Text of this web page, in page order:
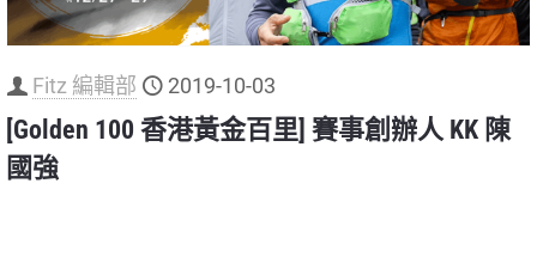
Fitz 編輯部 2019-10-03
[Golden 100 香港黃金百里] 賽事創辦人 KK 陳
國強